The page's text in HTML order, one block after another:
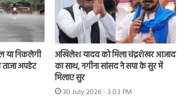
या निकलेगी
अपडेट
अखिलेश यादव को मिला चंद्रशेखर आजाद
का साथ, नगीना सांसद ने सपा के सुर में
मिलाए सुर
30 July 2026 - 3:03 PM